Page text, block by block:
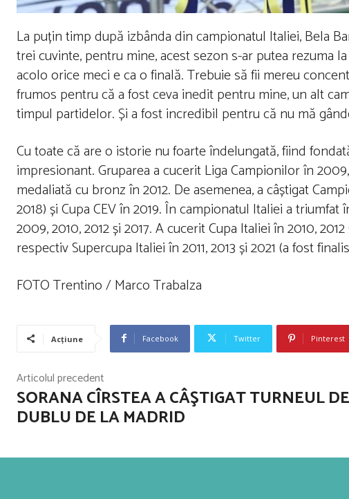
La puțin timp după izbânda din campionatul Italiei, Bela
trei cuvinte, pentru mine, acest sezon s-ar putea rezuma
acolo orice meci e ca o finală. Trebuie să fii mereu
frumos pentru că a fost ceva inedit pentru mine, un alt
timpul partidelor. Și a fost incredibil pentru că nu mă
Cu toate că are o istorie nu foarte îndelungată, fiind
impresionant. Gruparea a cucerit Liga Campionilor în
medaliată cu bronz în 2012. De asemenea, a câștigat
2018) și Cupa CEV în 2019. În campionatul Italiei a triumfat
2009, 2010, 2012 și 2017. A cucerit Cupa Italiei în 2010,
respectiv Supercupa Italiei în 2011, 2013 și 2021 (a fost
FOTO Trentino / Marco Trabalza
Acțiune Facebook Twitter Pinterest
Articolul precedent
SORANA CÎRSTEA A CÂŞTIGAT TURNEUL DE
DUBLU DE LA MADRID